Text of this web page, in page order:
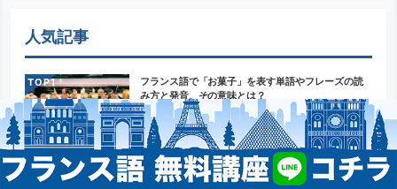
人気記事
TOP
フランス語で「お菓子」を表す単語やフレーズの読
み方と発音、その意味とは？
2020.7.31 語学
TOP
「綺麗（きれい）」を表すフランス語の単語や表現